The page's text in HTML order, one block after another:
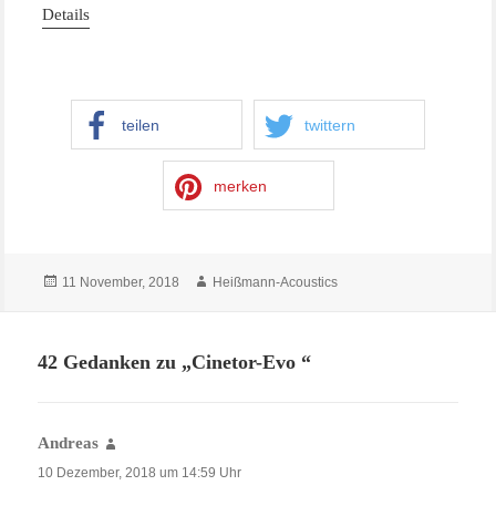
Details
teilen twittern
merken
Veröffentlicht
11 November, 2018 Autor
Heißmann-Acoustics
42 Gedanken zu „Cinetor-Evo “
Andreas
10 Dezember, 2018 um 14:59 Uhr